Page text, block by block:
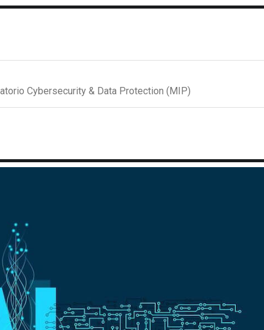
Cybersecurity & Data Protection (MIP)